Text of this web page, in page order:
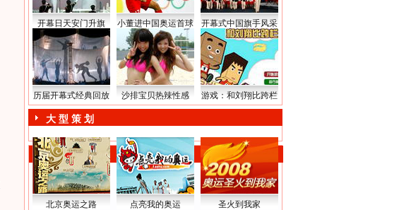
开幕日天安门升旗 小董进中国奥运首球 开幕式中国旗手风采
历届开幕式经典回放 沙排宝贝热辣性感 游戏：和刘翔比跨栏
大 型 策 划
北京奥运之路 点亮我的奥运
圣火到我家